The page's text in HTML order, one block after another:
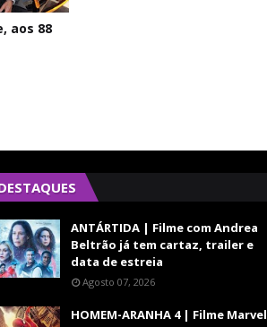
aos 88
ANTÁRTIDA | Filme com Andrea
Beltrão já tem cartaz, trailer e
data de estreia
Agosto 07, 2026
HOMEM-ARANHA 4 | Filme Marvel